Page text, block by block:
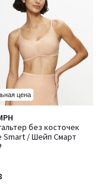
цена
без косточек
Smart / Шейп Смарт